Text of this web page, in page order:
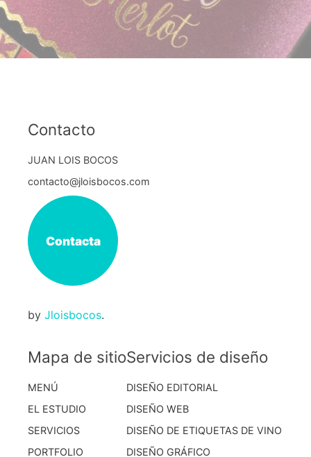
Contacto
JUAN LOIS BOCOS
contacto@jloisbocos.com
Contacta
by Jloisbocos.
Mapa de sitio
MENÚ
EL ESTUDIO
SERVICIOS
PORTFOLIO
Servicios de diseño
DISEÑO EDITORIAL
DISEÑO WEB
DISEÑO DE ETIQUETAS DE VINO
DISEÑO GRÁFICO